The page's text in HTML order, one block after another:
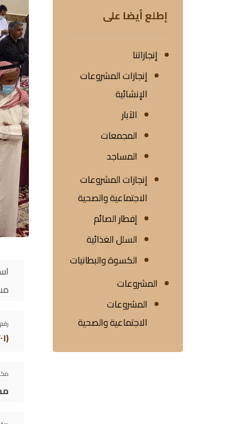
(٢٠١)
إطلع أيضا على
إنجازاتنا
إنجازات المشروعات
الإنشائية
الآبار
المجمعات
المساجد
إنجازات المشروعات
الاجتماعية والصحية
إفطار الصائم
السلل الغذائية
الكسوة والبطانيات
المشروعات
المشروعات
الاجتماعية والصحية